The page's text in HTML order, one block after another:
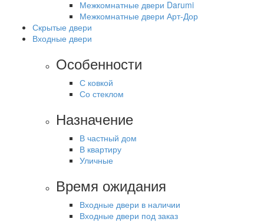
Межкомнатные двери Darumi
Межкомнатные двери Арт-Дор
Скрытые двери
Входные двери
Особенности
С ковкой
Со стеклом
Назначение
В частный дом
В квартиру
Уличные
Время ожидания
Входные двери в наличии
Входные двери под заказ